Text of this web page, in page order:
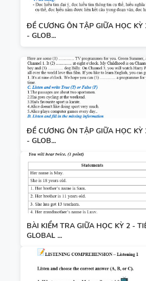
ĐỀ CƯƠNG ÔN TẬP GIỮA HỌC
- GLOB...
ĐỀ CƯƠNG ÔN TẬP GIỮA HỌC
- GLOB...
BÀI KIỂM TRA GIỮA HỌC KỲ 2 -
GLOBAL ...